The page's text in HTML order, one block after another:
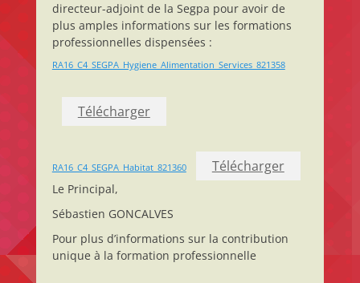
directeur-adjoint de la Segpa pour avoir de
plus amples informations sur les formations
professionnelles dispensées :
RA16_C4_SEGPA_Hygiene_Alimentation_Services_821358
Télécharger
RA16_C4_SEGPA_Habitat_821360 Télécharger
Le Principal,
Sébastien GONCALVES
Pour plus d’informations sur la contribution
unique à la formation professionnelle